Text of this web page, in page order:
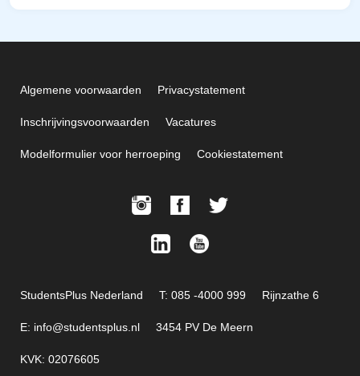
Algemene voorwaarden Privacystatement
Inschrijvingsvoorwaarden Vacatures
Modelformulier voor herroeping Cookiestatement
StudentsPlus Nederland T: 085 -4000 999 Rijnzathe 6
E: info@studentsplus.nl 3454 PV De Meern
KVK: 02076605